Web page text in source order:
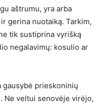
aštrumu, yra arba
gerina nuotaiką. Tarkim,
tik sustiprina vyrišką
negalavimų: kosulio ar
gausybė prieskoninių
Ne veltui senovėje virėjo,